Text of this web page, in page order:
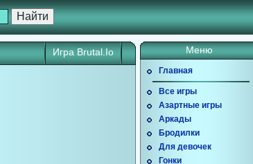
Игра Brutal.Io Меню
Главная
Все игры
Азартные игры
Аркады
Бродилки
Для девочек
Гонки